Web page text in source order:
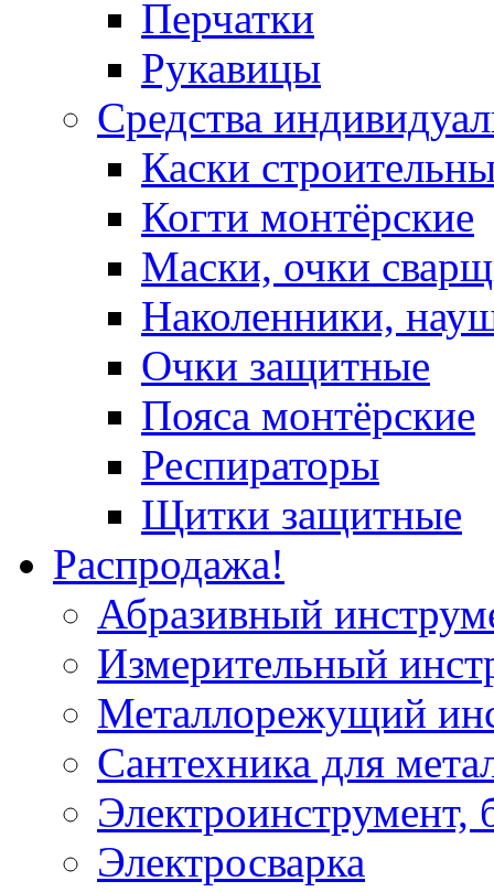
Перчатки
Рукавицы
Средства
Каски
Когти монтёрские
Маски, очки
Наколенники,
Очки защитные
Пояса монтёрские
Респираторы
Щитки защитные
Распродажа!
Абразивный
Измерительный
Металлорежущий
Сантехника для
Электроинструмент,
Электросварка